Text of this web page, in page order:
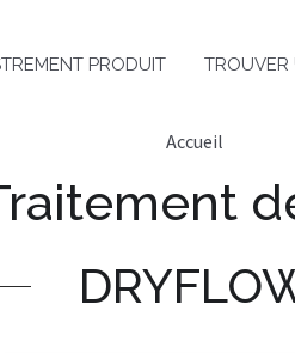
PRODUIT TROUVER
Accueil